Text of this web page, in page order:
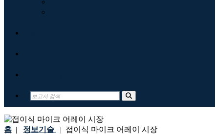
홈 | 정보기술 | 접이식 마이크 어레이 시장